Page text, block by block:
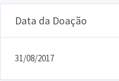
Data da Doação
31/08/2017